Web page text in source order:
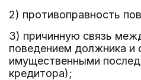
2) противоправность
3) причинную связь
поведением должника и
имущественными
кредитора);